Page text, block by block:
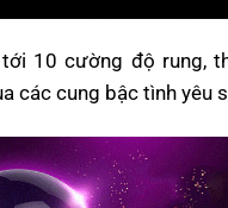
10 cường độ rung,
các cung bậc tình yêu